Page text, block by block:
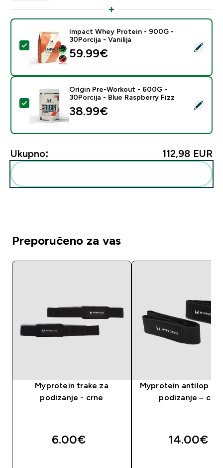
Odaberi ovaj proizvod - Impact Whey Protein - 900G
Impact Whey Protein - 900G -
30Porcija - Vanilija
59.99€‎
Odaberi ovaj proizvod - Origin Pre-Workout - 600G -
Origin Pre-Workout - 600G -
30Porcija - Blue Raspberry Fizz
38.99€‎
Ukupno: 112,98 EUR‎
Preporučeno za vas
Myprotein trake za
podizanje - crne
6.00€‎
Myprotein antilop
podizanje – crne
14.00€‎